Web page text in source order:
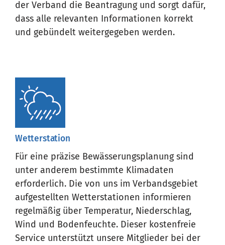
der Verband die Beantragung und sorgt dafür,
dass alle relevanten Informationen korrekt
und gebündelt weitergegeben werden.
Wetterstation
Für eine präzise Bewässerungsplanung sind
unter anderem bestimmte Klimadaten
erforderlich. Die von uns im Verbandsgebiet
aufgestellten Wetterstationen informieren
regelmäßig über Temperatur, Niederschlag,
Wind und Bodenfeuchte. Dieser kostenfreie
Service unterstützt unsere Mitglieder bei der